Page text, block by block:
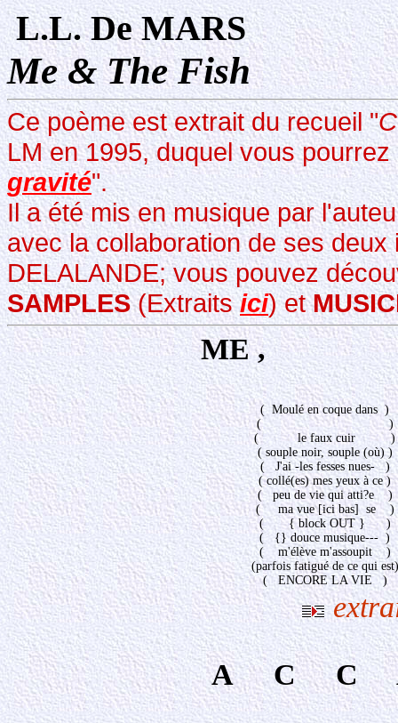
L.L. De MARS
Me & The Fish
Ce poème est extrait du recueil "
LM en 1995, duquel vous
gravité".
Il a été mis en musique par
avec la collaboration de ses
DELALANDE; vous pouvez
SAMPLES(Extraits ici) et
ME ,
( Moulé en coque dans )
( )
( le faux cuir )
( souple noir, souple (où) )
( J'ai -les fesses nues- )
( collé(es) mes yeux à ce )
( peu de vie qui atti?e )
( ma vue [ici bas] se )
( { block OUT } )
( {} douce musique--- )
( m'élève m'assoupit )
(parfois fatigué de ce qui est)
( ENCORE LA VIE )
A C C